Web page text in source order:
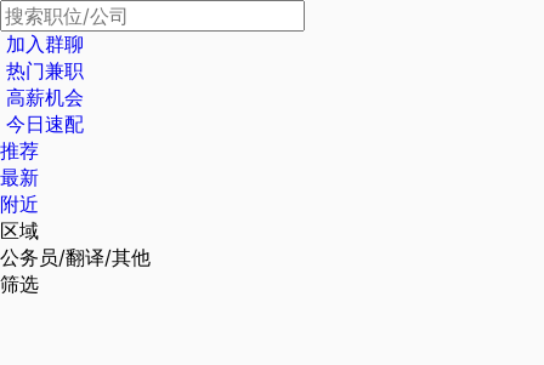
加入群聊
热门兼职
高薪机会
今日速配
推荐
最新
附近
区域
公务员/翻译/其他
筛选